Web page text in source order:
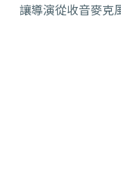
讓導演從收音麥克